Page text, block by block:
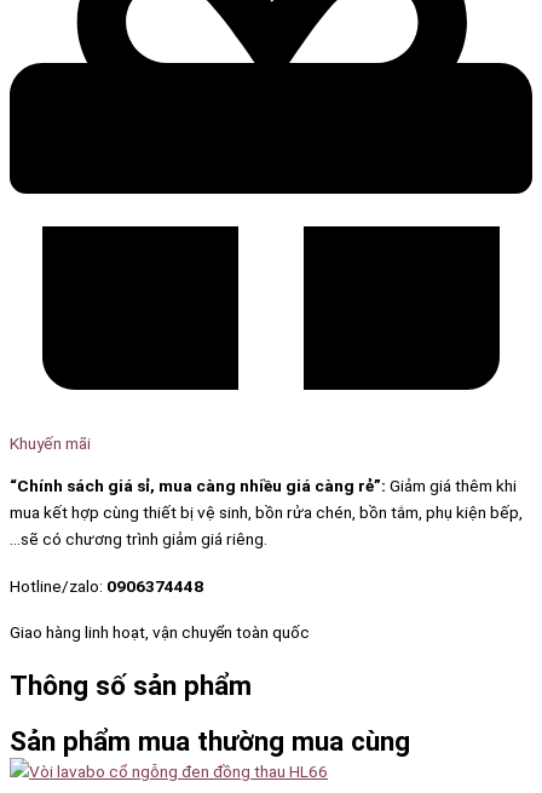
Khuyến mãi
“Chính sách giá sỉ, mua càng nhiều giá càng rẻ”: Giảm giá thêm khi
mua kết hợp cùng thiết bị vệ sinh, bồn rửa chén, bồn tắm, phụ kiện bếp,
…sẽ có chương trình giảm giá riêng.
Hotline/zalo: 0906374448
Giao hàng linh hoạt, vận chuyển toàn quốc
Thông số sản phẩm
Sản phẩm mua thường mua cùng